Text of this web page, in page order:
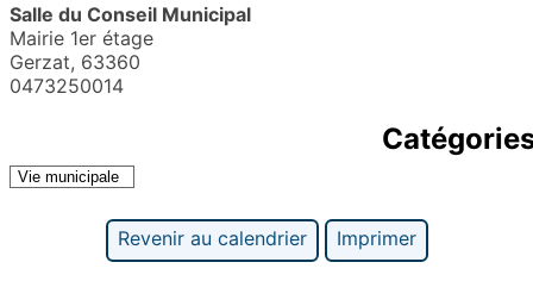
Salle du Conseil Municipal
Mairie 1er étage
Gerzat, 63360
0473250014
Vie municipale
Revenir au calendrier Imprimer